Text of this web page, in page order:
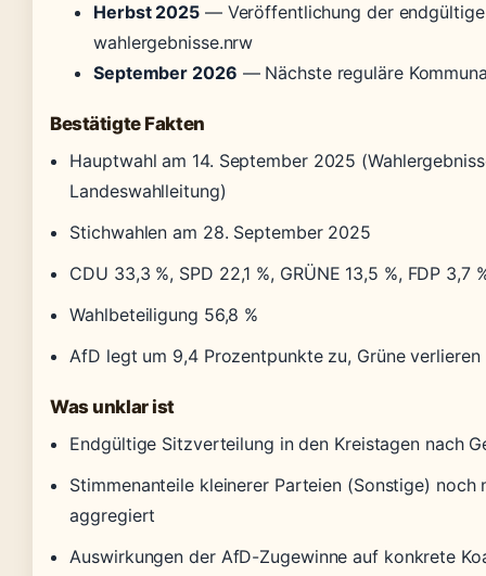
Herbst 2025— Veröffentlichung der
wahlergebnisse.nrw
September 2026 — Nächste reguläre
Bestätigte Fakten
Hauptwahl am 14. September 2025
Landeswahlleitung)
Stichwahlen am 28. September 2025
CDU 33,3 %, SPD 22,1 %, GRÜNE 13,5 %, FDP 3,7
Wahlbeteiligung 56,8 %
AfD legt um 9,4 Prozentpunkte zu, Grüne
Was unklar ist
Endgültige Sitzverteilung in den Kreistagen nach
Stimmenanteile kleinerer Parteien (Sonstige) noch
aggregiert
Auswirkungen der AfD-Zugewinne auf konkrete